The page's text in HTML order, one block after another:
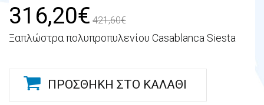
316,20€ 421,60€
Ξαπλώστρα πολυπροπυλενίου Casablanca Siesta
ΠΡΟΣΘΉΚΗ ΣΤΟ ΚΑΛΆΘΙ